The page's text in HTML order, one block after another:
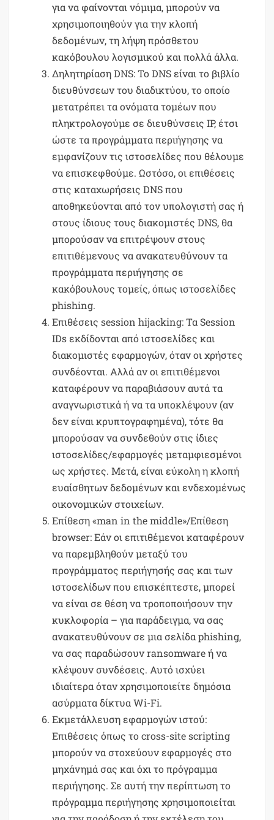
για να φαίνονται νόμιμα, μπορούν να
χρησιμοποιηθούν για την κλοπή
δεδομένων, τη λήψη πρόσθετου
κακόβουλου λογισμικού και πολλά άλλα.
Δηλητηρίαση DNS: Το DNS είναι το βιβλίο
διευθύνσεων του διαδικτύου, το οποίο
μετατρέπει τα ονόματα τομέων που
πληκτρολογούμε σε διευθύνσεις IP, έτσι
ώστε τα προγράμματα περιήγησης να
εμφανίζουν τις ιστοσελίδες που θέλουμε
να επισκεφθούμε. Ωστόσο, οι επιθέσεις
στις καταχωρήσεις DNS που
αποθηκεύονται από τον υπολογιστή σας ή
στους ίδιους τους διακομιστές DNS, θα
μπορούσαν να επιτρέψουν στους
επιτιθέμενους να ανακατευθύνουν τα
προγράμματα περιήγησης σε
κακόβουλους τομείς, όπως ιστοσελίδες
phishing.
Επιθέσεις session hijacking: Τα Session
IDs εκδίδονται από ιστοσελίδες και
διακομιστές εφαρμογών, όταν οι χρήστες
συνδέονται. Αλλά αν οι επιτιθέμενοι
καταφέρουν να παραβιάσουν αυτά τα
αναγνωριστικά ή να τα υποκλέψουν (αν
δεν είναι κρυπτογραφημένα), τότε θα
μπορούσαν να συνδεθούν στις ίδιες
ιστοσελίδες/εφαρμογές μεταμφιεσμένοι
ως χρήστες. Μετά, είναι εύκολη η κλοπή
ευαίσθητων δεδομένων και ενδεχομένως
οικονομικών στοιχείων.
Επίθεση «man in the middle»/Επίθεση
browser: Εάν οι επιτιθέμενοι καταφέρουν
να παρεμβληθούν μεταξύ του
προγράμματος περιήγησής σας και των
ιστοσελίδων που επισκέπτεστε, μπορεί
να είναι σε θέση να τροποποιήσουν την
κυκλοφορία – για παράδειγμα, να σας
ανακατευθύνουν σε μια σελίδα phishing,
να σας παραδώσουν ransomware ή να
κλέψουν συνδέσεις. Αυτό ισχύει
ιδιαίτερα όταν χρησιμοποιείτε δημόσια
ασύρματα δίκτυα Wi-Fi.
Εκμετάλλευση εφαρμογών ιστού:
Επιθέσεις όπως το cross-site scripting
μπορούν να στοχεύουν εφαρμογές στο
μηχάνημά σας και όχι το πρόγραμμα
περιήγησης. Σε αυτή την περίπτωση το
πρόγραμμα περιήγησης χρησιμοποιείται